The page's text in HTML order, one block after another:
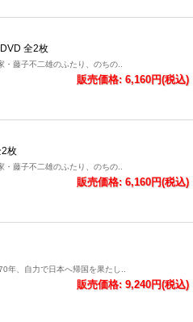
全2枚
・藤子不二雄のふたり、のちの..
販売価格: 6,160円(税込)
枚
・藤子不二雄のふたり、のちの..
販売価格: 6,160円(税込)
年、自力で日本へ帰国を果たし..
販売価格: 9,240円(税込)